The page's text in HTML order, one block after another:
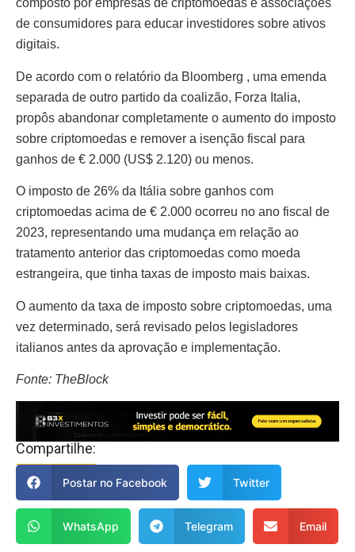
composto por empresas de criptomoedas e associações
de consumidores para educar investidores sobre ativos
digitais.
De acordo com o relatório da Bloomberg , uma emenda
separada de outro partido da coalizão, Forza Italia,
propôs abandonar completamente o aumento do imposto
sobre criptomoedas e remover a isenção fiscal para
ganhos de € 2.000 (US$ 2.120) ou menos.
O imposto de 26% da Itália sobre ganhos com
criptomoedas acima de € 2.000 ocorreu no ano fiscal de
2023, representando uma mudança em relação ao
tratamento anterior das criptomoedas como moeda
estrangeira, que tinha taxas de imposto mais baixas.
O aumento da taxa de imposto sobre criptomoedas, uma
vez determinado, será revisado pelos legisladores
italianos antes da aprovação e implementação.
Fonte: TheBlock
Compartilhe:
Postar no Facebook Twitter
WhatsApp Telegram Email